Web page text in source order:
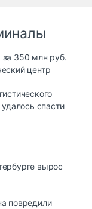
за 350 млн руб.
центр
спасти
вырос
повредили